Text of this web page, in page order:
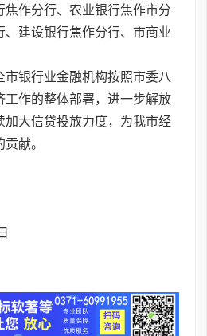
焦作分行、农业银行焦作市分
、建设银行焦作分行、市商业
市银行业金融机构按照市委八
工作的整体部署，进一步解放
加大信贷投放力度，为我市经
献。